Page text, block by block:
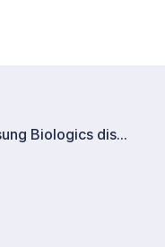
Samsung Biologics distingué pour son leadership en matière de durabilité